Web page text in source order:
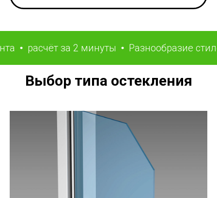
расчёт за 2 минуты Разнообразие стилей
Выбор типа остекления